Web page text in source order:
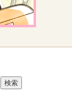
検索